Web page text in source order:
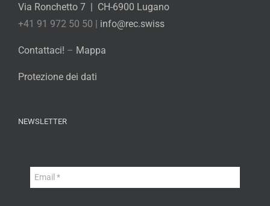
Via Ronchetto 7 | CH-6900 Lugano
+41 91 972 50 50 | info@rec.swiss
Contattaci! – Mappa
Protezione dei dati
NEWSLETTER